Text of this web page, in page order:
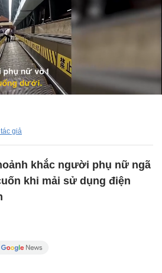
giả
khắc người phụ nữ ngã
khi mải sử dụng điện